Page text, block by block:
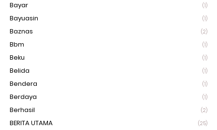
Bayar (1)
Bayuasin (1)
Baznas (2)
Bbm (1)
Beku (1)
Belida (1)
Bendera (1)
Berdaya (1)
Berhasil (2)
BERITA UTAMA (25)